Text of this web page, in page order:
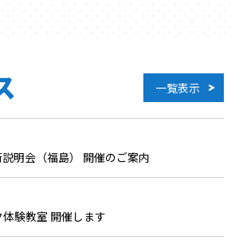
一覧表示
明会（福島） 開催のご案内
験教室 開催します